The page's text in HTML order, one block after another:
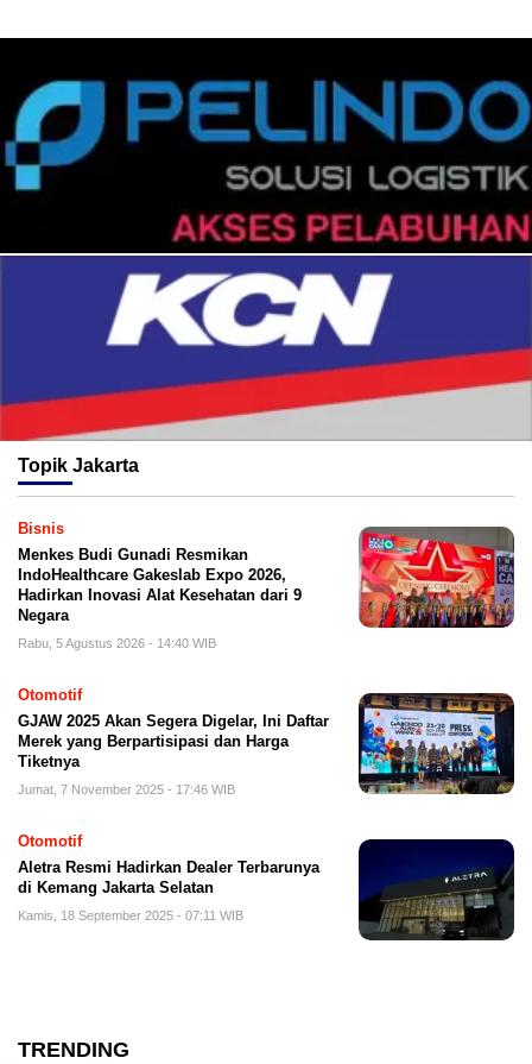
Topik Jakarta
Bisnis
Menkes Budi Gunadi Resmikan
IndoHealthcare Gakeslab Expo 2026,
Hadirkan Inovasi Alat Kesehatan dari 9
Negara
Rabu, 5 Agustus 2026 - 14:40 WIB
Otomotif
GJAW 2025 Akan Segera Digelar, Ini Daftar
Merek yang Berpartisipasi dan Harga
Tiketnya
Jumat, 7 November 2025 - 17:46 WIB
Otomotif
Aletra Resmi Hadirkan Dealer Terbarunya
di Kemang Jakarta Selatan
Kamis, 18 September 2025 - 07:11 WIB
TRENDING